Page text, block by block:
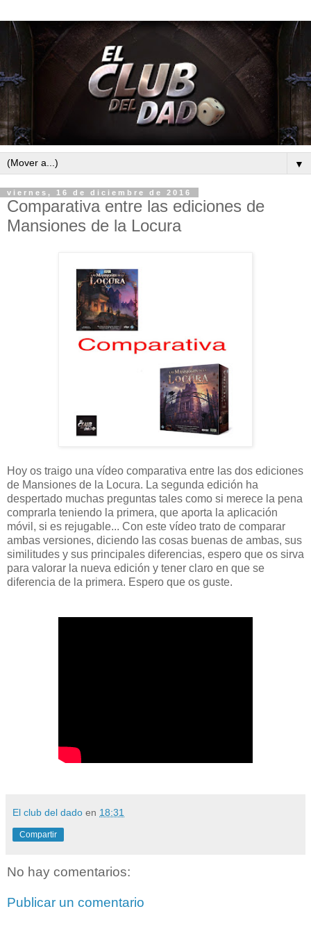
▼
viernes, 16 de diciembre de 2016
Comparativa entre las ediciones de
Mansiones de la Locura
Hoy os traigo una vídeo comparativa entre las dos ediciones
de Mansiones de la Locura. La segunda edición ha
despertado muchas preguntas tales como si merece la pena
comprarla teniendo la primera, que aporta la aplicación
móvil, si es rejugable... Con este vídeo trato de comparar
ambas versiones, diciendo las cosas buenas de ambas, sus
similitudes y sus principales diferencias, espero que os sirva
para valorar la nueva edición y tener claro en que se
diferencia de la primera. Espero que os guste.
El club del dado en 18:31
Compartir
No hay comentarios:
Publicar un comentario